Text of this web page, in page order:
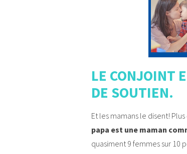
LE CONJOINT
DE SOUTIEN.
Et les mamans le disent!
papa est une maman
quasiment 9 femmes sur 10